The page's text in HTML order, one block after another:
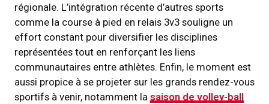
régionale. L’intégration récente d’autres sports
comme la course à pied en relais 3v3 souligne un
effort constant pour diversifier les disciplines
représentées tout en renforçant les liens
communautaires entre athlètes. Enfin, le moment est
aussi propice à se projeter sur les grands rendez-vous
sportifs à venir, notamment la saison de volley-ball